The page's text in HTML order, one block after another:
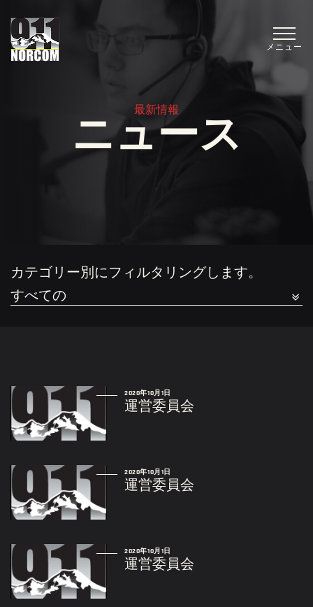
メニュー
最新情報
ニュース
カテゴリー別にフィルタリングします。
2020年10月1日
運営委員会
2020年10月1日
運営委員会
2020年10月1日
運営委員会